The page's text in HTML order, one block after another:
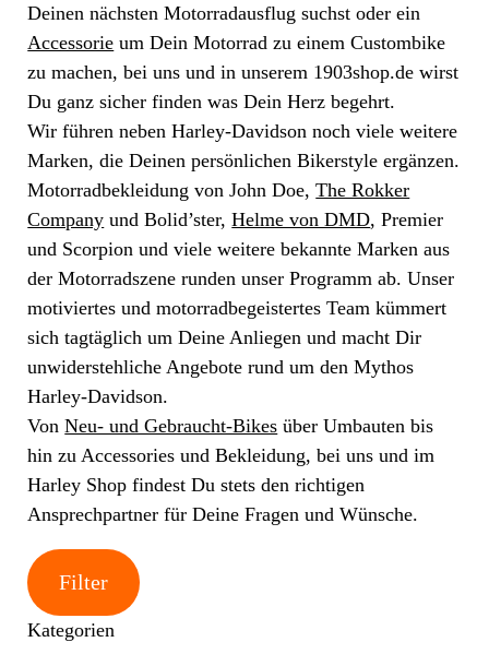
Deinen nächsten Motorradausflug suchst oder ein
Accessorie um Dein Motorrad zu einem Custombike
zu machen, bei uns und in unserem 1903shop.de wirst
Du ganz sicher finden was Dein Herz begehrt.
Wir führen neben Harley-Davidson noch viele weitere
Marken, die Deinen persönlichen Bikerstyle ergänzen.
Motorradbekleidung von John Doe,The Rokker
Company und Bolid’ster,Helme von DMD, Premier
und Scorpion und viele weitere bekannte Marken aus
der Motorradszene runden unser Programm ab. Unser
motiviertes und motorradbegeistertes Team kümmert
sich tagtäglich um Deine Anliegen und macht Dir
unwiderstehliche Angebote rund um den Mythos
Harley-Davidson.
VonNeu- und Gebraucht-Bikes über Umbauten bis
hin zu Accessories und Bekleidung, bei uns und im
Harley Shop findest Du stets den richtigen
Ansprechpartner für Deine Fragen und Wünsche.
Filter
Kategorien